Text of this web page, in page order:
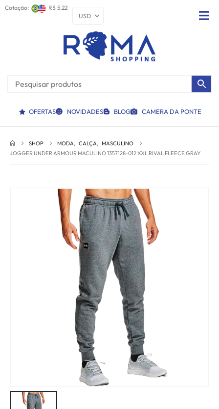
Cotação: R$ 5.22
OFERTAS NOVIDADES BLOG CAMERA DA PONTE
SHOP MODA, CALÇA, MASCULINO
JOGGER UNDER ARMOUR MACULINO 1357128-012 XXL RIVAL FLEECE GRAY